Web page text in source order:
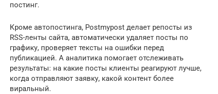
постинг.
Кроме автопостинга, Postmypost делает репосты из
RSS-ленты сайта, автоматически удаляет посты по
графику, проверяет тексты на ошибки перед
публикацией. А аналитика помогает отслеживать
результаты: на какие посты клиенты реагируют лучше,
когда отправляют заявку, какой контент более
виральный.